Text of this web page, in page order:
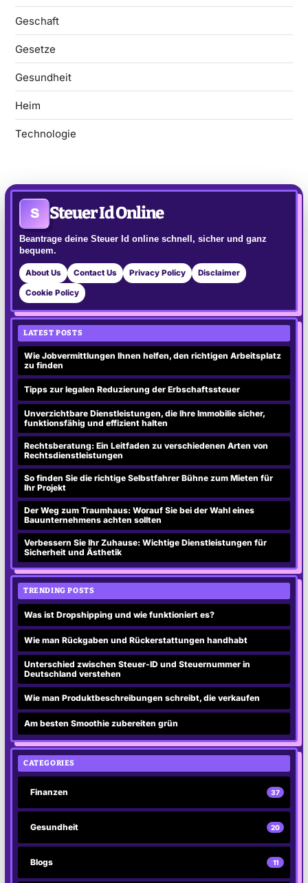
Geschaft
Gesetze
Gesundheit
Heim
Technologie
S Steuer Id Online
Beantrage deine Steuer Id online schnell, sicher und ganz
bequem.
About Us Contact Us Privacy Policy Disclaimer
Cookie Policy
LATEST POSTS
Wie Jobvermittlungen Ihnen helfen, den richtigen Arbeitsplatz
zu finden
Tipps zur legalen Reduzierung der Erbschaftssteuer
Unverzichtbare Dienstleistungen, die Ihre Immobilie sicher,
funktionsfähig und effizient halten
Rechtsberatung: Ein Leitfaden zu verschiedenen Arten von
Rechtsdienstleistungen
So finden Sie die richtige Selbstfahrer Bühne zum Mieten für
Ihr Projekt
Der Weg zum Traumhaus: Worauf Sie bei der Wahl eines
Bauunternehmens achten sollten
Verbessern Sie Ihr Zuhause: Wichtige Dienstleistungen für
Sicherheit und Ästhetik
TRENDING POSTS
Was ist Dropshipping und wie funktioniert es?
Wie man Rückgaben und Rückerstattungen handhabt
Unterschied zwischen Steuer-ID und Steuernummer in
Deutschland verstehen
Wie man Produktbeschreibungen schreibt, die verkaufen
Am besten Smoothie zubereiten grün
CATEGORIES
Finanzen 37
Gesundheit 20
Blogs 11